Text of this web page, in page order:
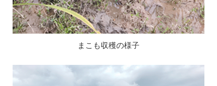
まこも収穫の様子